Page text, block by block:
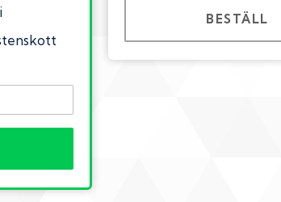
BESTÄLL